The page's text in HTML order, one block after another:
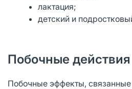
лактация;
детский и
Побочные действия
Побочные эффекты, связанные